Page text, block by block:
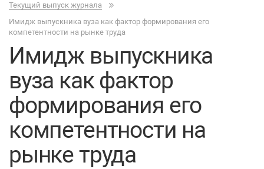
Текущий выпуск журнала
Имидж выпускника вуза как фактор формирования его
компетентности на рынке труда
Имидж выпускника
вуза как фактор
формирования его
компетентности на
рынке труда